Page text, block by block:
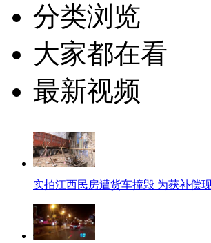
分类浏览
大家都在看
最新视频
实拍江西民房遭货车撞毁 为获补偿